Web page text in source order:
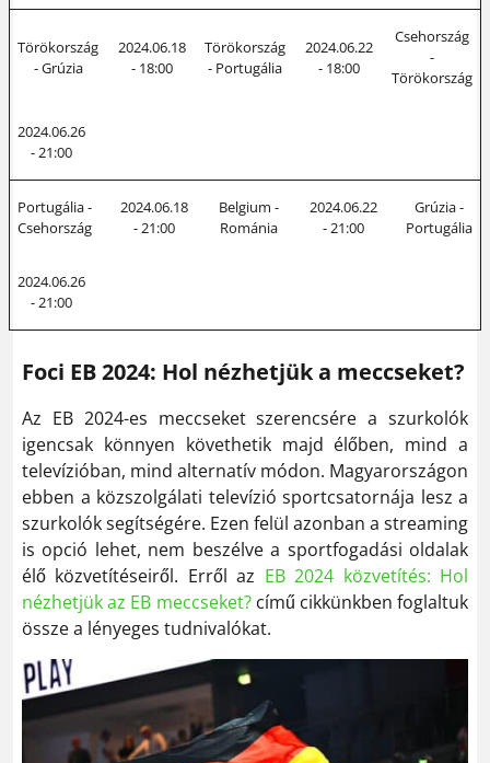
Törökország
- Grúzia
2024.06.18
- 18:00
Törökország
- Portugália
2024.06.22
- 18:00
Csehország
-
Törökország
2024.06.26
- 21:00
Portugália -
Csehország
2024.06.18
- 21:00
Belgium -
Románia
2024.06.22
- 21:00
Grúzia -
Portugália
2024.06.26
- 21:00
Foci EB 2024: Hol nézhetjük a meccseket?
Az EB 2024-es meccseket szerencsére a szurkolók
igencsak könnyen követhetik majd élőben, mind a
televízióban, mind alternatív módon. Magyarországon
ebben a közszolgálati televízió sportcsatornája lesz a
szurkolók segítségére. Ezen felül azonban a streaming
is opció lehet, nem beszélve a sportfogadási oldalak
élő közvetítéseiről. Erről az EB 2024 közvetítés: Hol
nézhetjük az EB meccseket?című cikkünkben foglaltuk
össze a lényeges tudnivalókat.